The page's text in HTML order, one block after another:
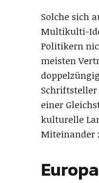
Solche sich
Multikulti-
Politikern
meisten
einer
kulturelle
Miteinander